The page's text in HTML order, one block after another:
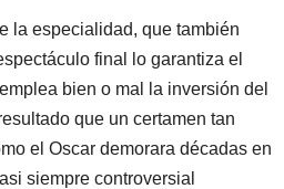
la especialidad, que también
final lo garantiza el
bien o mal la inversión del
que un certamen tan
el Oscar demorara décadas en
siempre controversial